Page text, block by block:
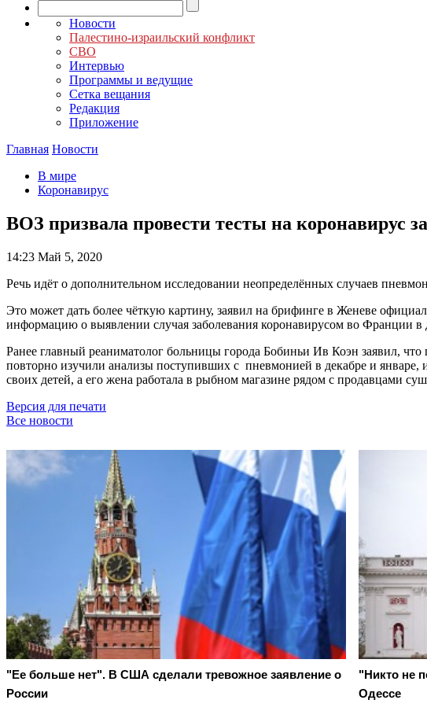
Новости
Палестино-израильский конфликт
СВО
Интервью
Программы и ведущие
Сетка вещания
Редакция
Приложение
Главная Новости
В мире
Коронавирус
ВОЗ призвала провести тесты на коронавирус
14:23 Май 5, 2020
Речь идёт о дополнительном исследовании неопределённых случаев
Это может дать более чёткую картину, заявил на брифинге в Женеве
информацию о выявлении случая заболевания коронавирусом во Франции в
Ранее главный реаниматолог больницы города Бобиньи Ив Коэн заявил,
повторно изучили анализы поступивших с пневмонией в декабре и
своих детей, а его жена работала в рыбном магазине рядом с продавцами
Версия для печати
Все новости
"Ее больше нет". В США сделали тревожное заявление о
России
"Никто не
Одессе